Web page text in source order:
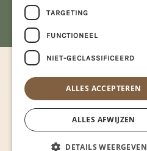
TARGETING
FUNCTIONEEL
NIET-GECLASSIFICEERD
ALLES ACCEPTEREN
ALLES AFWIJZEN
DETAILS WEERGEVEN